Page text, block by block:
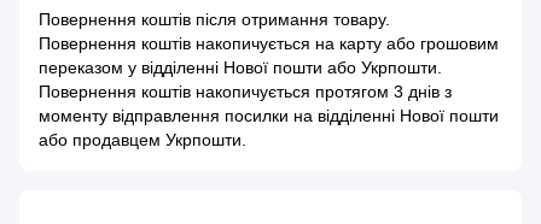
Повернення коштів після отримання товару.
Повернення коштів накопичується на карту або грошовим
переказом у відділенні Нової пошти або Укрпошти.
Повернення коштів накопичується протягом 3 днів з
моменту відправлення посилки на відділенні Нової пошти
або продавцем Укрпошти.